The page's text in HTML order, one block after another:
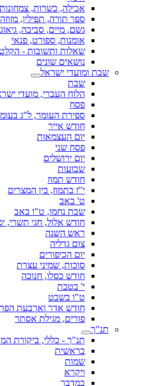
אכילה, כשרות, צמחונות
ספר תורה, תפילין,
גשם, מיים, סביבה,
אומנות, ספורט, פנאי
שאלות ותשובות -
נושאים שונים
שבת ומועדי ישראל
שבת
הלוח העברי, מועדי
פסח
ספירת העומר, ל"ג
חודש אייר
יום העצמאות
פסח שני
יום ירושלים
שבועות
חודש תמוז
י"ז בתמוז, בין המצרים
ט' באב
שבת נחמו, ט"ו באב
חודש אלול, חגי תשרי,
ראש השנה
צום גדליה
יום הכיפורים
סוכות, שמיני עצרת
חודש כסלו, חנוכה
י' בטבת
ט"ו בשבט
חודש אדר וארבעת
פורים, מגילת אסתר
תנ"ך
תנ"ך - כללי, ביקורת
בראשית
שמות
ויקרא
במדבר